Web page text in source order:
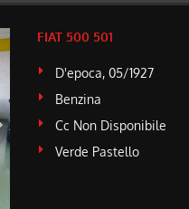
FIAT 500 501
D'epoca, 05/1927
Benzina
Cc Non Disponibile
Verde Pastello